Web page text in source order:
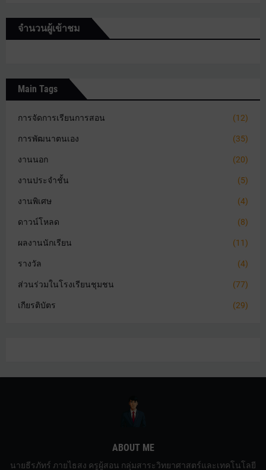
จำนวนผู้เข้าชม
Main Tags
การจัดการเรียนการสอน (12)
การพัฒนาตนเอง (35)
งานนอก (20)
งานประจำชั้น (5)
งานพิเศษ (4)
ดาวน์โหลด (8)
ผลงานนักเรียน (11)
รางวัล (4)
ส่วนร่วมในโรงเรียนชุมชน (77)
เกียรติบัตร (29)
ABOUT ME
นายธีรภัทร์ ภายไธสง ครูผู้สอน กลุ่มสาระวิทยาศาสตร์และเทคโนโลยี